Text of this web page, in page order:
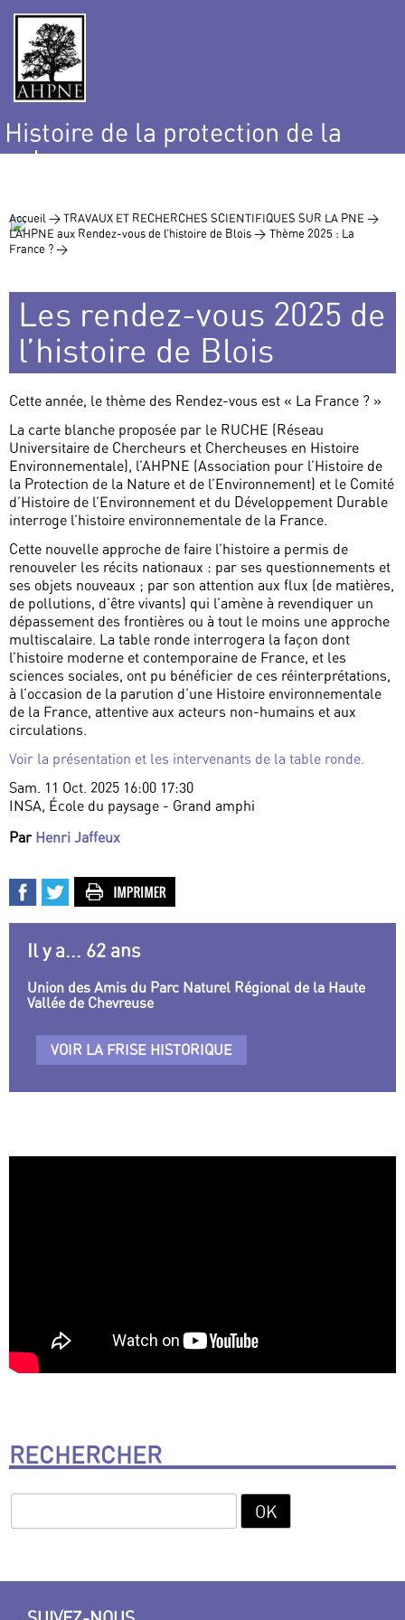
Histoire de la protection de la
nature
Accueil >TRAVAUX ET RECHERCHES SCIENTIFIQUES SUR LA PNE >
L’AHPNE aux Rendez-vous de l’histoire de Blois > Thème 2025 : La
France ? >
Les rendez-vous 2025 de
l’histoire de Blois
Cette année, le thème des Rendez-vous est « La France ? »
La carte blanche proposée par le RUCHE (Réseau
Universitaire de Chercheurs et Chercheuses en Histoire
Environnementale), l’AHPNE (Association pour l’Histoire de
la Protection de la Nature et de l’Environnement) et le Comité
d’Histoire de l’Environnement et du Développement Durable
interroge l’histoire environnementale de la France.
Cette nouvelle approche de faire l’histoire a permis de
renouveler les récits nationaux : par ses questionnements et
ses objets nouveaux ; par son attention aux flux (de matières,
de pollutions, d’être vivants) qui l’amène à revendiquer un
dépassement des frontières ou à tout le moins une approche
multiscalaire. La table ronde interrogera la façon dont
l’histoire moderne et contemporaine de France, et les
sciences sociales, ont pu bénéficier de ces réinterprétations,
à l’occasion de la parution d’une Histoire environnementale
de la France, attentive aux acteurs non-humains et aux
circulations.
Voir la présentation et les intervenants de la table ronde.
Sam. 11 Oct. 2025 16:00 17:30
INSA, École du paysage - Grand amphi
Par Henri Jaffeux
Il y a... 62 ans
Union des Amis du Parc Naturel Régional de la Haute
Vallée de Chevreuse
VOIR LA FRISE HISTORIQUE
RECHERCHER